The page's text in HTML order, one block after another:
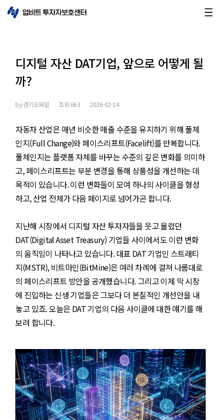
디지털 자산 DAT기업, 앞으로 어떻게 될
까?
by경기도웨일 조회 663 2026-02-24
자동차 산업은 매년 비슷한 매출 수준을 유지하기 위해 풀체
인지(Full Change)와 페이스리프트(Facelift)를 반복합니다.
풀체인지는 플랫폼 자체를 바꾸는 수준의 깊은 변화를 의미하
고, 페이스리프트는 부분 변경을 통해 상품성을 개선하는 데
목적이 있습니다. 이런 변화들이 모여 하나의 사이클을 형성
하고, 산업 전체가 다음 페이지로 넘어가곤 합니다.
지난해 시장에서 디지털 자산 투자자들을 웃고 울렸던
DAT(Digital Asset Treasury) 기업들 사이에서도 이런 변화
의 움직임이 나타나고 있습니다. 대표 DAT 기업인 스트래티
지(MSTR), 비트마인(BitMine)은 여러 차례에 걸쳐 나름대로
의 페이스리프트 방안을 공개했습니다. 그리고 이제 막 시장
에 진입하는 신생 기업들은 그보다 더 본질적인 개선안을 내
놓고 있죠. 오늘은 DAT 기업의 다음 사이클에 대한 얘기를 해
보려 합니다.